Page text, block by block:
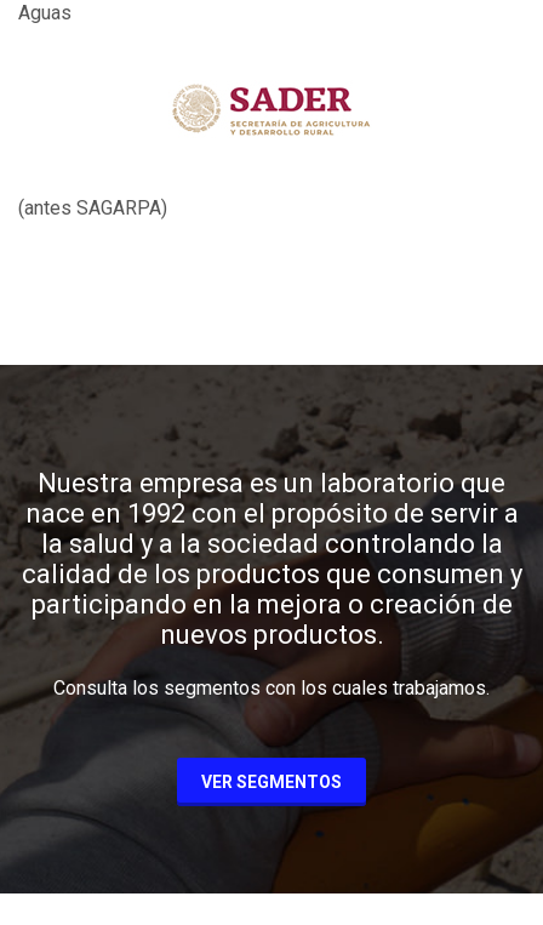
Aguas
(antes SAGARPA)
Nuestra empresa es un laboratorio que
nace en 1992 con el propósito de servir a
la salud y a la sociedad controlando la
calidad de los productos que consumen y
participando en la mejora o creación de
nuevos productos.
Consulta los segmentos con los cuales trabajamos.
VER SEGMENTOS